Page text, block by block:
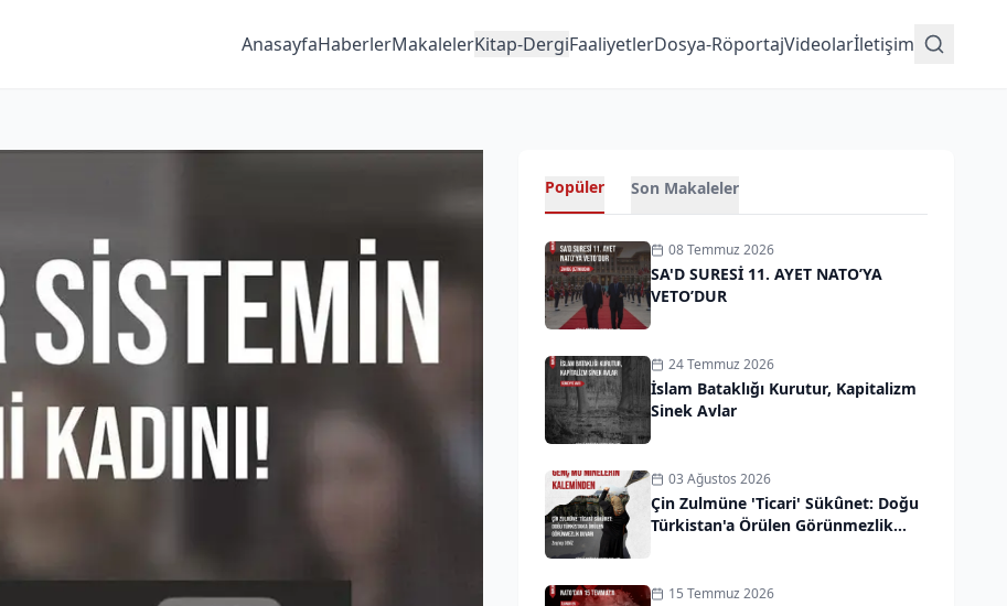
AnasayfaHaberlerMakalelerKitap-DergiFaaliyetlerDosya-RöportajVideolarİletişim
Popüler Son Makaleler
08 Temmuz 2026
SA'D SURESİ 11. AYET NATO’YA
VETO’DUR
24 Temmuz 2026
İslam Bataklığı Kurutur, Kapitalizm
Sinek Avlar
03 Ağustos 2026
Çin Zulmüne 'Ticari' Sükûnet: Doğu
Türkistan'a Örülen Görünmezlik
15 Temmuz 2026